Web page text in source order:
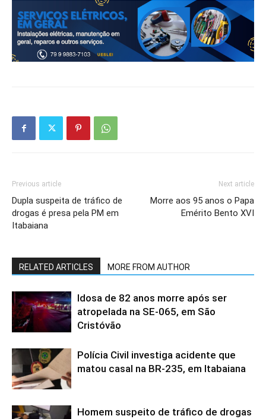
Previous article
Dupla suspeita de tráfico de
drogas é presa pela PM em
Itabaiana
Next article
Morre aos 95 anos o Papa
Emérito Bento XVI
RELATED ARTICLES MORE FROM AUTHOR
Idosa de 82 anos morre após ser
atropelada na SE-065, em São
Cristóvão
Polícia Civil investiga acidente que
matou casal na BR-235, em Itabaiana
Homem suspeito de tráfico de drogas